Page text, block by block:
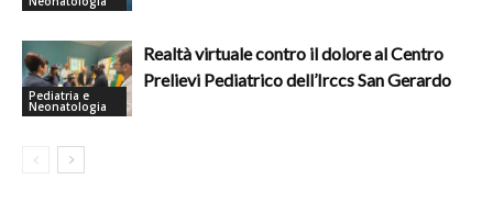
Pediatria e
Neonatologia
Realtà virtuale contro il dolore al Centro
Prelievi Pediatrico dell’Irccs San Gerardo